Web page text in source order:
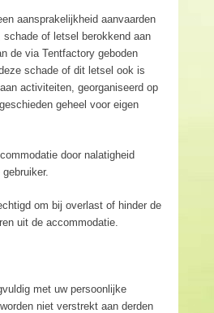
aansprakelijkheid aanvaarden
of letsel berokkend aan
de via Tentfactory geboden
schade of dit letsel ook is
activiteiten, georganiseerd op
geheel voor eigen
door nalatigheid
om bij overlast of hinder de
uit de accommodatie.
met uw persoonlijke
niet verstrekt aan derden